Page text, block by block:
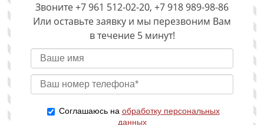
Звоните +7 961 512-02-20, +7 918 989-98-86
Или оставьте заявку и мы перезвоним Вам
в течение 5 минут!
Соглашаюсь на обработку персональных
данных